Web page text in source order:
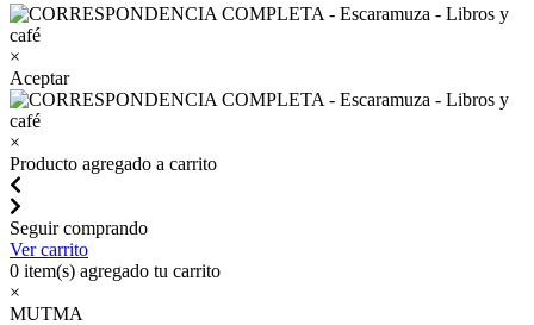
×
Aceptar
×
Producto agregado a carrito
Seguir comprando
Ver carrito
0 item(s) agregado tu carrito
×
MUTMA